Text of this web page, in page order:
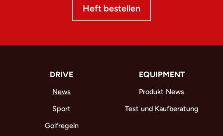
Heft bestellen
DRIVE
News
Sport
Golfregeln
EQUIPMENT
Produkt News
Test und Kaufberatung